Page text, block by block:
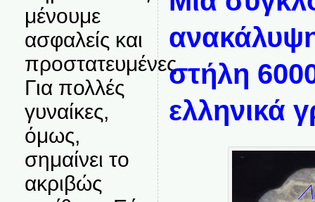
μένουμε
ασφαλείς και
προστατευμένες.
Για πολλές
γυναίκες,
όμως,
σημαίνει το
ακριβώς
στήλη
ελληνικά